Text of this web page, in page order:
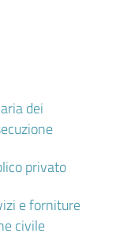
dei
privato
e forniture
civile